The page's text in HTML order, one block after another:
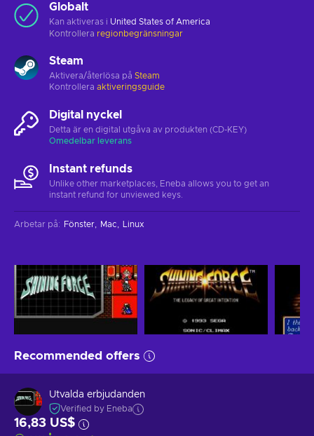
Globalt
Kan aktiveras i United States of America
Kontrollera regionbegränsningar
Steam
Aktivera/återlösa på Steam
Kontrollera aktiveringsguide
Digital nyckel
Detta är en digital utgåva av produkten (CD-KEY)
Omedelbar leverans
Instant refunds
Unlike other marketplaces, Eneba allows you to get an
instant refund for unviewed keys.
Arbetar på: Fönster Mac Linux
Recommended offers
Utvalda erbjudanden
Verified by Eneba
16,83 US$